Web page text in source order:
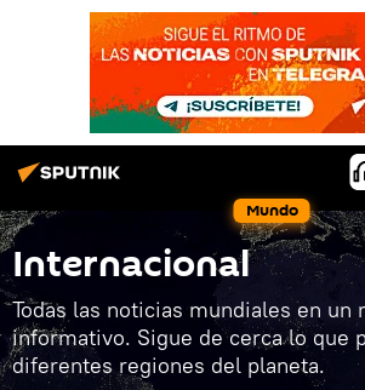
Mundo
Internacional
Todas las noticias mundiales en un
informativo. Sigue de cerca lo que
diferentes regiones del planeta.